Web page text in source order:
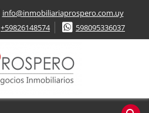
info@inmobiliariaprospero.com.uy
+59826148574
598095336037